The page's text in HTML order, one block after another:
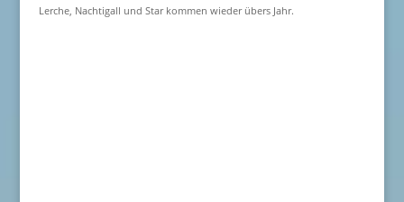
Lerche, Nachtigall und Star kommen wieder übers Jahr.